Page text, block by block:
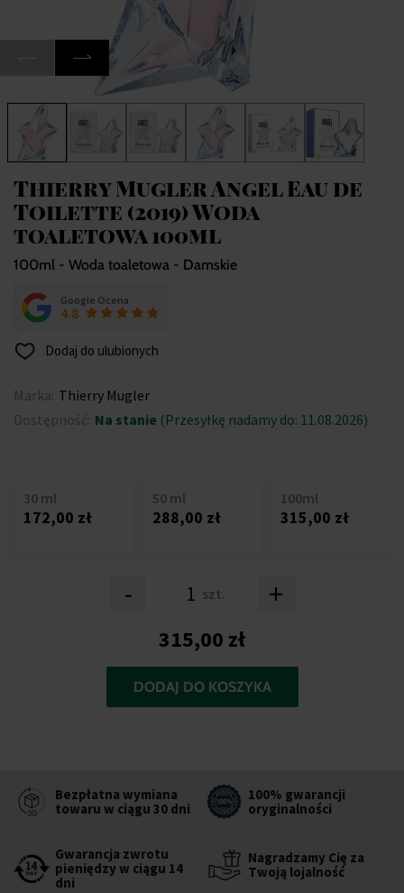
Thierry Mugler Angel Eau de
Toilette (2019) Woda
toaletowa 100ml
100ml - Woda toaletowa - Damskie
Google Ocena
4.8
Dodaj do ulubionych
Marka: Thierry Mugler
Dostępność: Na stanie (Przesyłkę nadamy do: 11.08.2026)
- szt. +
30 ml
172,00 zł
50 ml
288,00 zł
100ml
315,00 zł
315,00 zł
DODAJ DO KOSZYKA
Bezpłatna wymiana
towaru w ciągu 30 dni
100% gwarancji
oryginalności
Gwarancja zwrotu
pieniędzy w ciągu 14
dni
Nagradzamy Cię za
Twoją lojalność